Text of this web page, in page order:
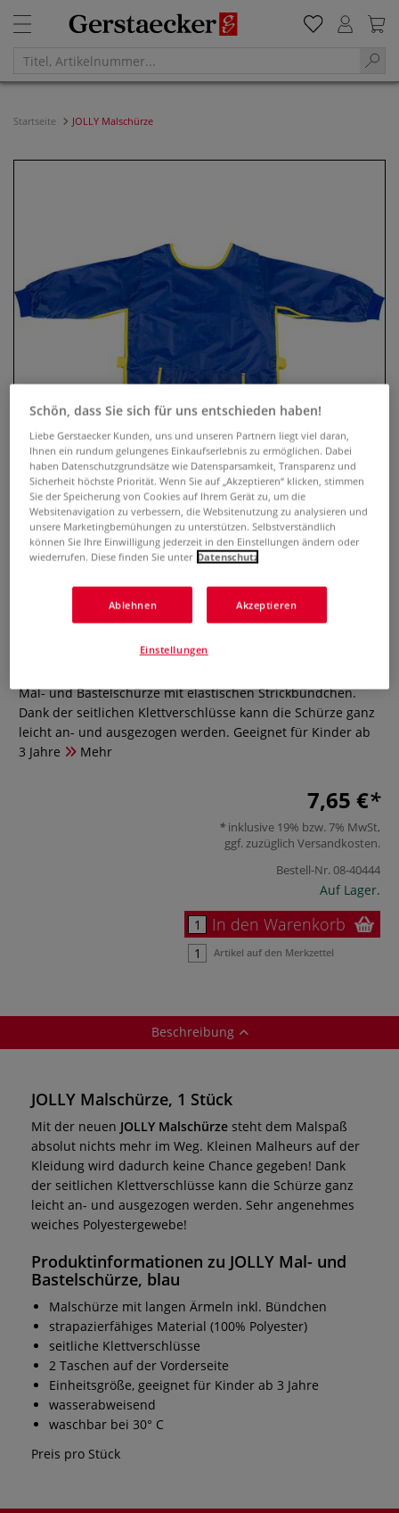
Startseite JOLLY Malschürze
JOLLY Malschürze
Mal- und Bastelschürze mit elastischen Strickbündchen.
Dank der seitlichen Klettverschlüsse kann die Schürze ganz
leicht an- und ausgezogen werden. Geeignet für Kinder ab
3 Jahre
Mehr
7,65 €
inklusive 19% bzw. 7% MwSt,
ggf. zuzüglich Versandkosten.
Bestell-Nr.08-40444
Auf Lager.
In den Warenkorb
Artikel auf den Merkzettel
Beschreibung
JOLLY Malschürze, 1 Stück
Mit der neuen JOLLY Malschürze steht dem Malspaß
absolut nichts mehr im Weg. Kleinen Malheurs auf der
Kleidung wird dadurch keine Chance gegeben! Dank
der seitlichen Klettverschlüsse kann die Schürze ganz
leicht an- und ausgezogen werden. Sehr angenehmes
weiches Polyestergewebe!
Produktinformationen zu JOLLY Mal- und
Bastelschürze, blau
Malschürze mit langen Ärmeln inkl. Bündchen
strapazierfähiges Material (100% Polyester)
seitliche Klettverschlüsse
2 Taschen auf der Vorderseite
Einheitsgröße, geeignet für Kinder ab 3 Jahre
wasserabweisend
waschbar bei 30° C
Preis pro Stück
Schön, dass Sie sich für uns entschieden haben!
Liebe Gerstaecker Kunden, uns und unseren Partnern liegt viel daran,
Ihnen ein rundum gelungenes Einkaufserlebnis zu ermöglichen. Dabei
haben Datenschutzgrundsätze wie Datensparsamkeit, Transparenz und
Sicherheit höchste Priorität. Wenn Sie auf „Akzeptieren“ klicken, stimmen
Sie der Speicherung von Cookies auf Ihrem Gerät zu, um die
Websitenavigation zu verbessern, die Websitenutzung zu analysieren und
unsere Marketingbemühungen zu unterstützen. Selbstverständlich
können Sie Ihre Einwilligung jederzeit in den Einstellungen ändern oder
wiederrufen. Diese finden Sie unter Datenschutz
Ablehnen Akzeptieren
Einstellungen